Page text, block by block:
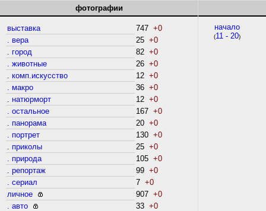
фотографии
выставка 747 +0
. вера
25 +0
. город
82 +0
. животные
26 +0
. комп.искусство
12 +0
. макро
36 +0
. натюрморт
12 +0
. остальное
167 +0
. панорама
20 +0
. портрет
130 +0
. приколы
25 +0
. природа
105 +0
. репортаж
99 +0
. сериал
7 +0
личное
907 +0
. авто
33 +0
начало
(11 - 20)